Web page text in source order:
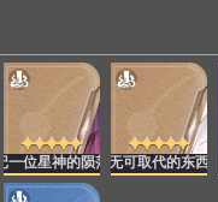
记一位星神的陨落 无可取代的东西